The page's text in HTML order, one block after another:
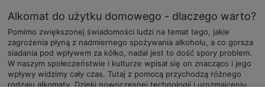
Alkomat do użytku domowego - dlaczego warto?
Pomimo zwiększonej świadomości ludzi na temat tego, jakie
zagrożenia płyną z nadmiernego spożywania alkoholu, a co gorsza
siadania pod wpływem za kółko, nadal jest to dość spory problem.
W naszym społeczeństwie i kulturze wpisał się on znacząco i jego
wpływy widzimy cały czas. Tutaj z pomocą przychodzą różnego
rodzaju alkomaty. Dzięki nowoczesnej technologii i urozmaiceniu,